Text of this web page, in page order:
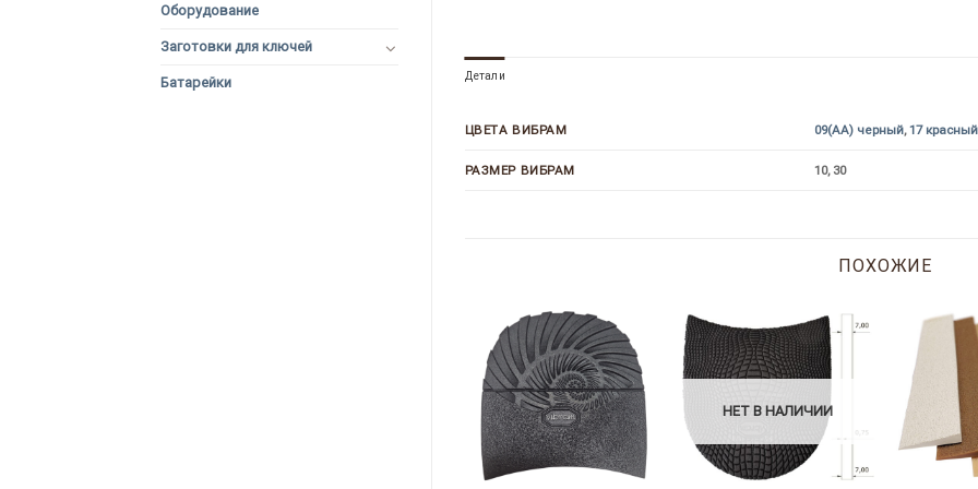
Оборудование
Заготовки для ключей
Батарейки Детали
ЦВЕТА ВИБРАМ 09(AA) черный,17 красный
РАЗМЕР ВИБРАМ 10, 30
ПОХОЖИЕ
+
НЕТ В НАЛИЧИИ